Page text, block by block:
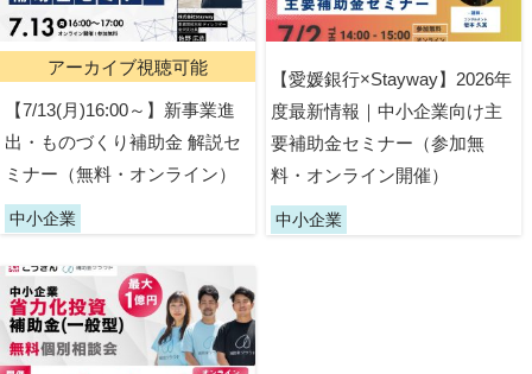
アーカイブ視聴可能
【7/13(月)16:00～】新事業進
出・ものづくり補助金 解説セ
ミナー（無料・オンライン）
中小企業
【愛媛銀行×Stayway】2026年
度最新情報｜中小企業向け主
要補助金セミナー（参加無
料・オンライン開催）
中小企業